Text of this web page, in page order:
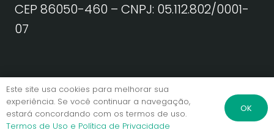
CEP 86050-460 – CNPJ: 05.112.802/0001-
07
Política de Privacidade | Termos de Uso
© Caput Consultoria. Todos os direitos reservados.
Este site usa cookies para melhorar sua
experiência. Se você continuar a navegação,
estará concordando com os termos de uso.
Termos de Uso e Política de Privacidade
OK